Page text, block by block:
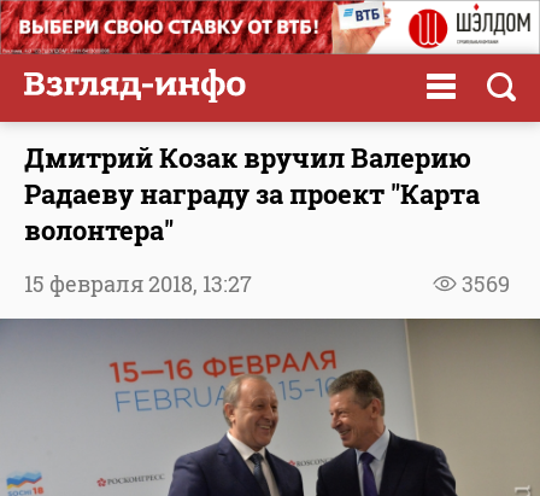
Дмитрий Козак вручил Валерию
Радаеву награду за проект "Карта
волонтера"
3569
15 февраля 2018, 13:27